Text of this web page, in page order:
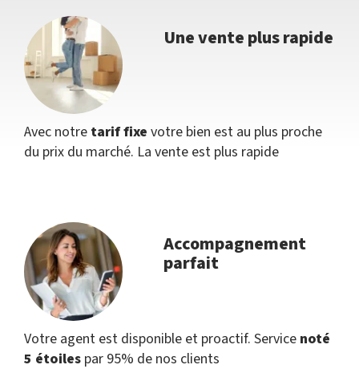
Une vente plus rapide
Avec notre tarif fixe votre bien est au plus proche
du prix du marché. La vente est plus rapide
Accompagnement
parfait
Votre agent est disponible et proactif. Service noté
5 étoiles par 95% de nos clients